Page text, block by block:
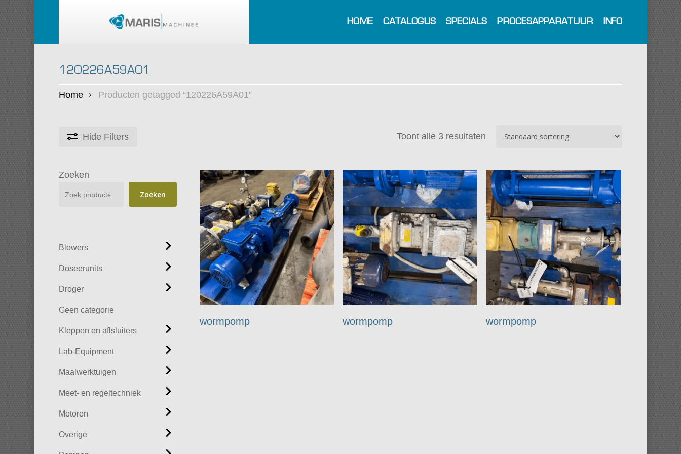
Skip
to
main
content
HOME CATALOGUS SPECIALS PROCESAPPARATUUR INFO
120226A59A01
Home Producten getagged “120226A59A01”
Hide Filters Toont alle 3 resultaten
Zoeken
Zoeken
Blowers
Doseerunits
Droger
Geen categorie
Kleppen en aflsluiters
Lab-Equipment
Maalwerktuigen
Meet- en regeltechniek
Motoren
Overige
wormpomp wormpomp wormpomp